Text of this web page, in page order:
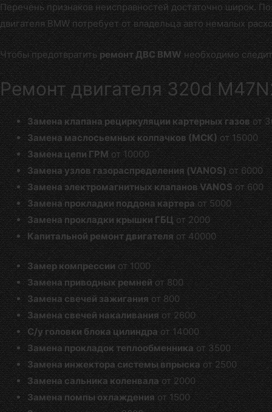
Перечень признаков неисправностей достаточно широк.
двигателя BMW потребует от владельца авто немалых
Чтобы предотвратитьремонт ДВС BMWнеобходимо
Ремонт двигателя 320d
Замена клапана рециркуляции картерных газовот
Замена маслосьемных колпачков (МСК)от 15000
Замена цепи ГРМот 10000
Замена узлов газораспределения (VANOS)от 6000
Замена электромагнитных клапанов VANOSот 600
Замена прокладки поддона картераот 5000
Замена прокладки крышки ГБЦот 2000
Капитальной ремонт двигателяот 40000
Замер компрессииот 1000
Замена приводных ремнейот 800
Замена свечей зажиганияот 800
Замена свечей накаливанияот 2600
С/у головки блока цилиндраот 14000
Замена прокладок теплообменникаот 3500
Замена инжектора системы впрыскаот 2500
Замена сальника коленвалаот 2000
Замена помпы охлажденияот 1500